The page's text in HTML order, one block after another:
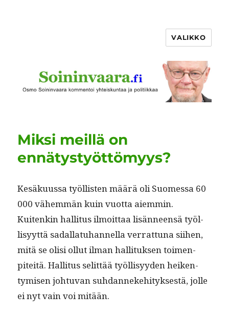
VALIKKO
Miksi meillä on
ennätystyöttömyys?
Kesäku­us­sa työl­lis­ten määrä oli Suomes­sa 60
000 vähem­män kuin vuot­ta aiem­min.
Kuitenkin hal­li­tus ilmoit­taa lisän­neen­sä työl­
lisyyt­tä sadal­latuhan­nel­la ver­rat­tuna siihen,
mitä se olisi ollut ilman hal­li­tuk­sen toimen­
piteitä. Hal­li­tus selit­tää työl­lisyy­den heiken­
tymisen johtu­van suh­dan­neke­hi­tyk­ses­tä, jolle
ei nyt vain voi mitään.